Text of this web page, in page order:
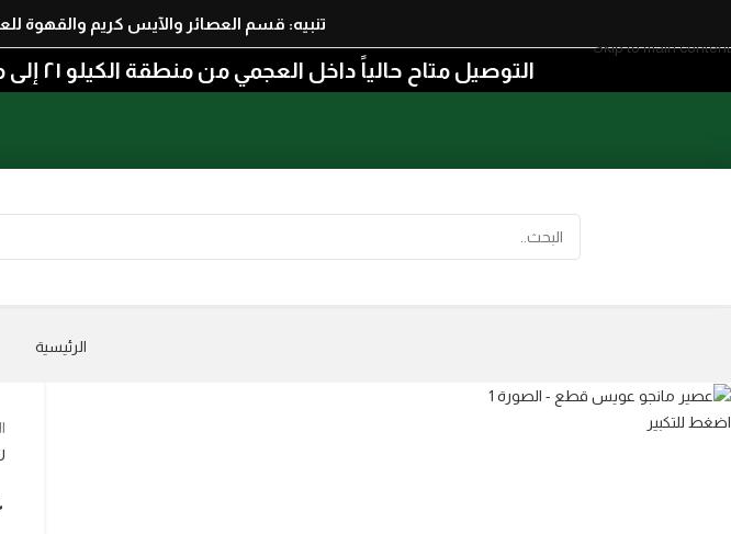
Skip to main content
التوصيل متاح حالياً داخل العجمي من منطقة الكيلو ٢١ إلى منطقة الدخيلة - الحد الادني للطلب 300 جنيه
الرئيسية
اضغط للتكبير
تنبيه: قسم العصائر والآيس كريم